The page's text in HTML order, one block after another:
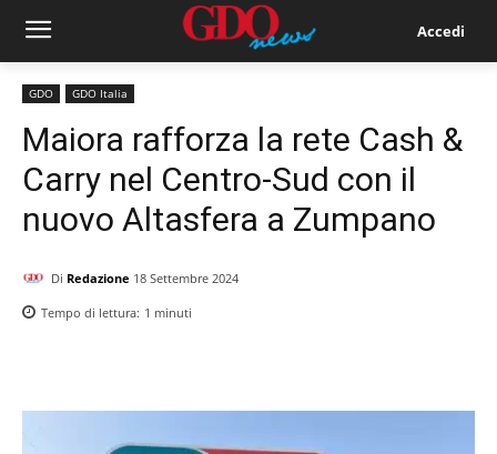
Accedi
GDO GDO Italia
Maiora rafforza la rete Cash &
Carry nel Centro-Sud con il
nuovo Altasfera a Zumpano
Di Redazione 18 Settembre 2024
Tempo di lettura: 1 minuti